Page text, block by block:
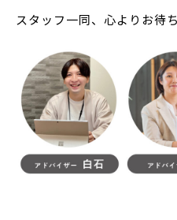
スタッフ一同、心よりお待